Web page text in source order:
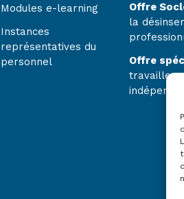
Modules e-learning
Instances
représentatives du
personnel
Offre
la
Offre